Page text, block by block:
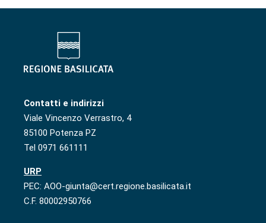
Contatti e indirizzi
Viale Vincenzo Verrastro, 4
85100 Potenza PZ
Tel 0971 661111
URP
PEC: AOO-giunta@cert.regione.basilicata.it
C.F. 80002950766